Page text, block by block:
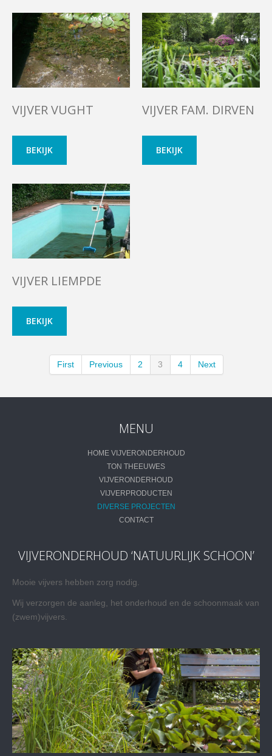
VIJVER VUGHT
BEKIJK
VIJVER FAM. DIRVEN
BEKIJK
VIJVER LIEMPDE
BEKIJK
First Previous 2 3 4 Next
MENU
HOME VIJVERONDERHOUD
TON THEEUWES
VIJVERONDERHOUD
VIJVERPRODUCTEN
DIVERSE PROJECTEN
CONTACT
VIJVERONDERHOUD ‘NATUURLIJK SCHOON’
Mooie vijvers hebben zorg nodig.
Wij verzorgen de aanleg, het onderhoud en de schoonmaak van
(zwem)vijvers.